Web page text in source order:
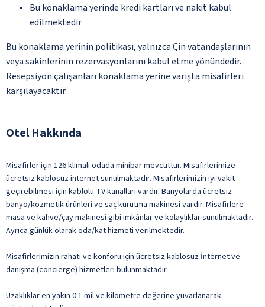
Bu konaklama yerinde kredi kartları ve nakit kabul
edilmektedir
Bu konaklama yerinin politikası, yalnızca Çin vatandaşlarının
veya sakinlerinin rezervasyonlarını kabul etme yönündedir.
Resepsiyon çalışanları konaklama yerine varışta misafirleri
karşılayacaktır.
Otel Hakkında
Misafirler için 126 klimalı odada minibar mevcuttur. Misafirlerimize
ücretsiz kablosuz internet sunulmaktadır. Misafirlerimizin iyi vakit
geçirebilmesi için kablolu TV kanalları vardır. Banyolarda ücretsiz
banyo/kozmetik ürünleri ve saç kurutma makinesi vardır. Misafirlere
masa ve kahve/çay makinesi gibi imkânlar ve kolaylıklar sunulmaktadır.
Ayrıca günlük olarak oda/kat hizmeti verilmektedir.
Misafirlerimizin rahatı ve konforu için ücretsiz kablosuz İnternet ve
danışma (concierge) hizmetleri bulunmaktadır.
Uzaklıklar en yakın 0.1 mil ve kilometre değerine yuvarlanarak